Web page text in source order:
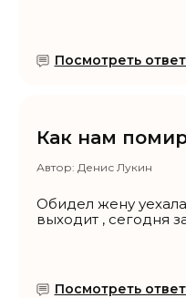
Посмотреть
Как нам
Автор: Денис Лукин
Обидел жену
выходит , сегодня
Посмотреть